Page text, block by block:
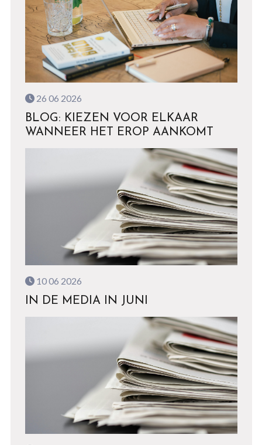
26 06 2026
BLOG: KIEZEN VOOR ELKAAR
WANNEER HET EROP AANKOMT
10 06 2026
IN DE MEDIA IN JUNI